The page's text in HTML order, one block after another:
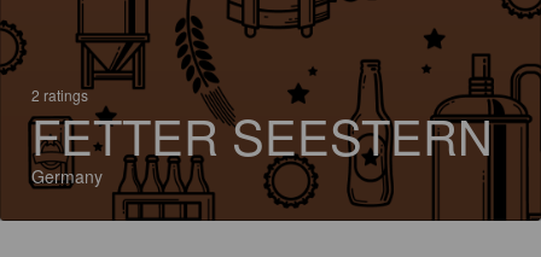
2 ratings
FETTER SEESTERN
Germany